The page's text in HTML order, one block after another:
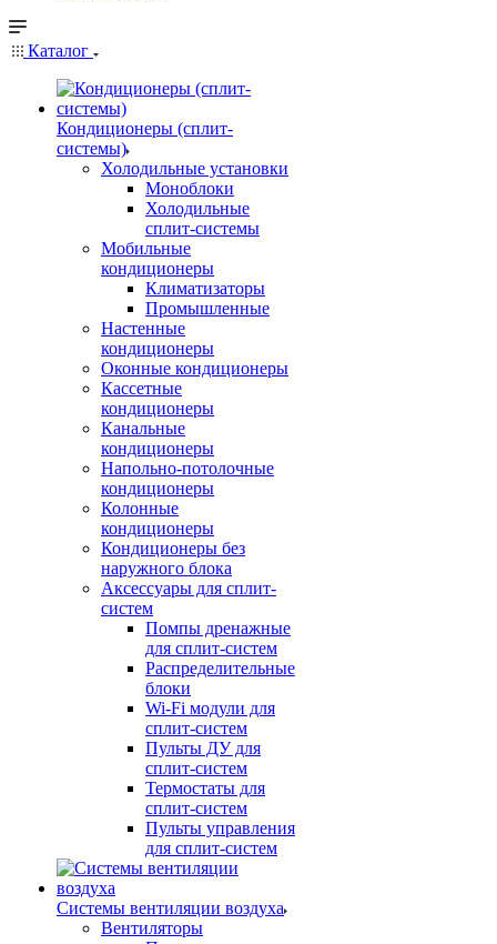
Каталог
Кондиционеры (сплит-
системы)
Холодильные установки
Моноблоки
Холодильные
сплит-системы
Мобильные
кондиционеры
Климатизаторы
Промышленные
Настенные
кондиционеры
Оконные кондиционеры
Кассетные
кондиционеры
Канальные
кондиционеры
Напольно-потолочные
кондиционеры
Колонные
кондиционеры
Кондиционеры без
наружного блока
Аксессуары для сплит-
систем
Помпы дренажные
для сплит-систем
Распределительные
блоки
Wi-Fi модули для
сплит-систем
Пульты ДУ для
сплит-систем
Термостаты для
сплит-систем
Пульты управления
для сплит-систем
Системы вентиляции воздуха
Вентиляторы